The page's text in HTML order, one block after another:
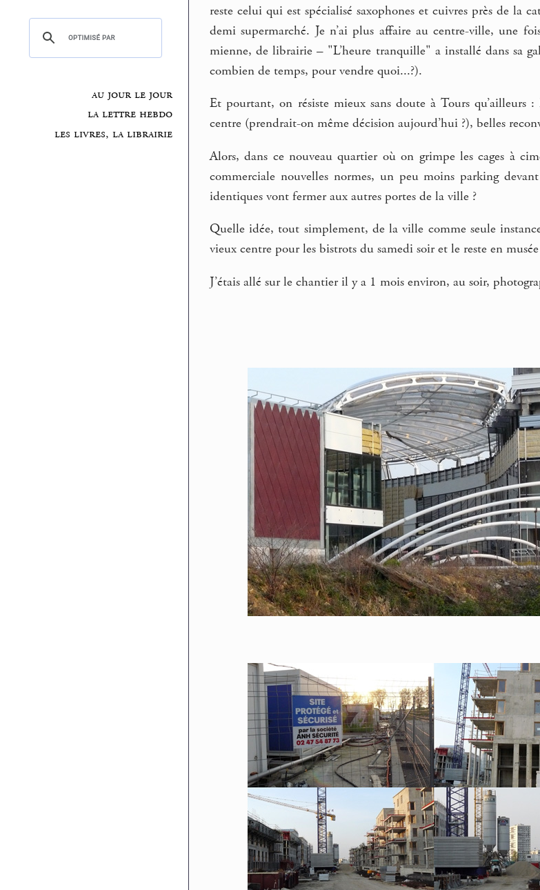
au jour le jour
la lettre hebdo
les livres, la librairie
reste celui qui est spécialisé saxophones et cuivres près de la
demi supermarché. Je n’ai plus affaire au centre-ville, une
mienne, de librairie – "L’heure tranquille" a installé dans sa
combien de temps, pour vendre quoi...?).
Et pourtant, on résiste mieux sans doute à Tours qu’ailleurs
centre (prendrait-on même décision aujourd’hui ?), belles
Alors, dans ce nouveau quartier où on grimpe les cages à
commerciale nouvelles normes, un peu moins parking
identiques vont fermer aux autres portes de la ville ?
Quelle idée, tout simplement, de la ville comme seule
vieux centre pour les bistrots du samedi soir et le reste en musée
J’étais allé sur le chantier il y a 1 mois environ, au soir,